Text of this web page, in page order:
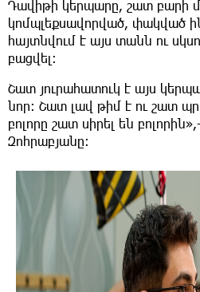
Դավիթի կերպարը, շատ բարի
կոմպլեքսավորված, փակված
հայտնվում է այս տանն ու
բացվել:
Շատ յուրահատուկ է այս
նոր: Շատ լավ թիմ է ու շատ
բոլորը շատ սիրել են
Զոհրաբյանը: